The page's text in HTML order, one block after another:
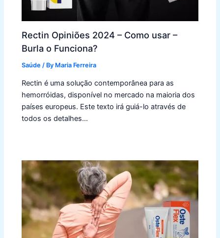
Rectin Opiniões 2024 – Como usar –
Burla o Funciona?
Saúde / By Maria Ferreira
Rectin é uma solução contemporânea para as
hemorróidas, disponível no mercado na maioria dos
países europeus. Este texto irá guiá-lo através de
todos os detalhes…